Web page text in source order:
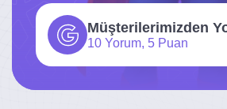
Müşterilerimizden
10 Yorum, 5 Puan